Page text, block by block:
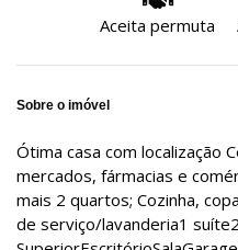
Aceita permuta
Sobre o imóvel
Ótima casa com localização
mercados, fármacias e
mais 2 quartos; Cozinha,
de serviço/lavanderia1